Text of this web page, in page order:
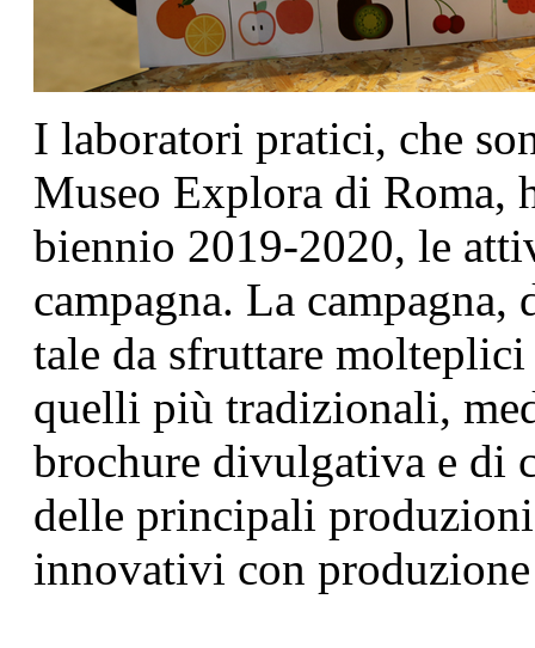
I laboratori pratici, che
Museo Explora di Roma,
biennio 2019-2020, le
campagna. La
tale da sfruttare
quelli più tradizionali,
brochure divulgativa e di
delle principali
innovativi con